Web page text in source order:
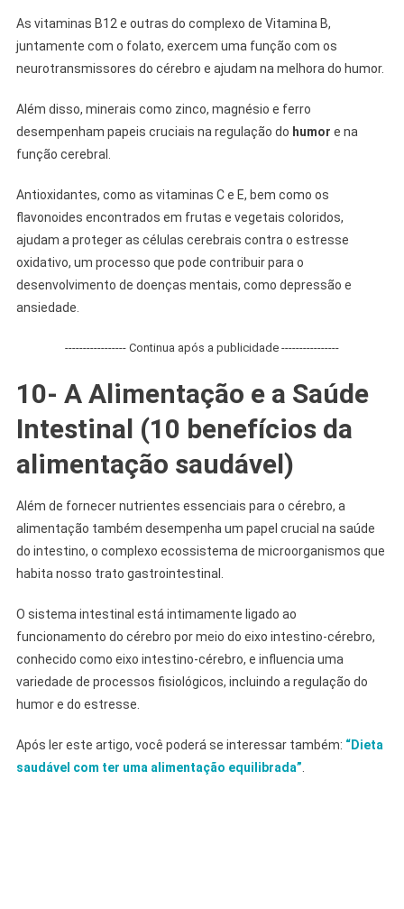
As vitaminas B12 e outras do complexo de Vitamina B,
juntamente com o folato, exercem uma função com os
neurotransmissores do cérebro e ajudam na melhora do humor.
Além disso, minerais como zinco, magnésio e ferro
desempenham papeis cruciais na regulação do humor e na
função cerebral.
Antioxidantes, como as vitaminas C e E, bem como os
flavonoides encontrados em frutas e vegetais coloridos,
ajudam a proteger as células cerebrais contra o estresse
oxidativo, um processo que pode contribuir para o
desenvolvimento de doenças mentais, como depressão e
ansiedade.
----------------- Continua após a publicidade ----------------
10- A Alimentação e a Saúde
Intestinal (10 benefícios da
alimentação saudável)
Além de fornecer nutrientes essenciais para o cérebro, a
alimentação também desempenha um papel crucial na saúde
do intestino, o complexo ecossistema de microorganismos que
habita nosso trato gastrointestinal.
O sistema intestinal está intimamente ligado ao
funcionamento do cérebro por meio do eixo intestino-cérebro,
conhecido como eixo intestino-cérebro, e influencia uma
variedade de processos fisiológicos, incluindo a regulação do
humor e do estresse.
Após ler este artigo, você poderá se interessar também: “Dieta
saudável com ter uma alimentação equilibrada”